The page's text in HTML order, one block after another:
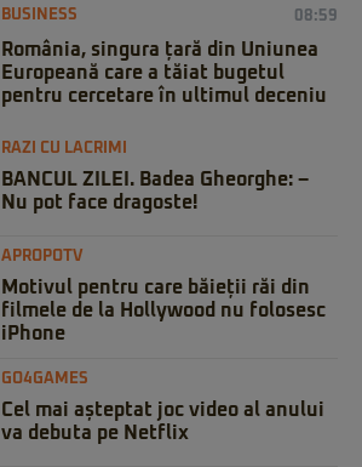
BUSINESS 08:59
România, singura țară din Uniunea
Europeană care a tăiat bugetul
pentru cercetare în ultimul deceniu
RAZI CU LACRIMI
BANCUL ZILEI. Badea Gheorghe: –
Nu pot face dragoste!
APROPOTV
Motivul pentru care băieții răi din
filmele de la Hollywood nu folosesc
iPhone
GO4GAMES
Cel mai așteptat joc video al anului
va debuta pe Netflix